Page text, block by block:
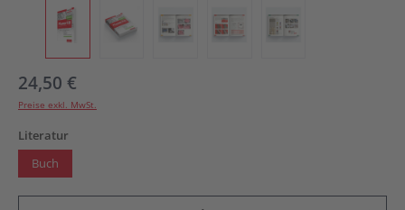
24,50 €
Preise exkl. MwSt.
Literatur
Buch
Produkt Anzahl: Gib den gewünschten Wert ein oder benutze die Schaltflächen um die